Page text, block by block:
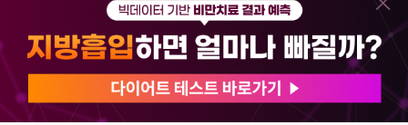
365mc 병·의원 이용약관
홈페이지 이용약관
비급여진료수가
(주)365mcㅣ서울특별시 서초구 서초대로52길 7, 3~4층(서초동, 제일빌딩)
120-87-04354ㅣ김남철
COPYRIGHT(C) 2025 365mc. ALL RIGHTS RESERVED.